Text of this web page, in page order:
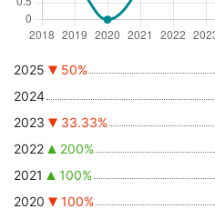
2025 50%
2024
2023
33.33%
2022
200%
2021
100%
2020
100%